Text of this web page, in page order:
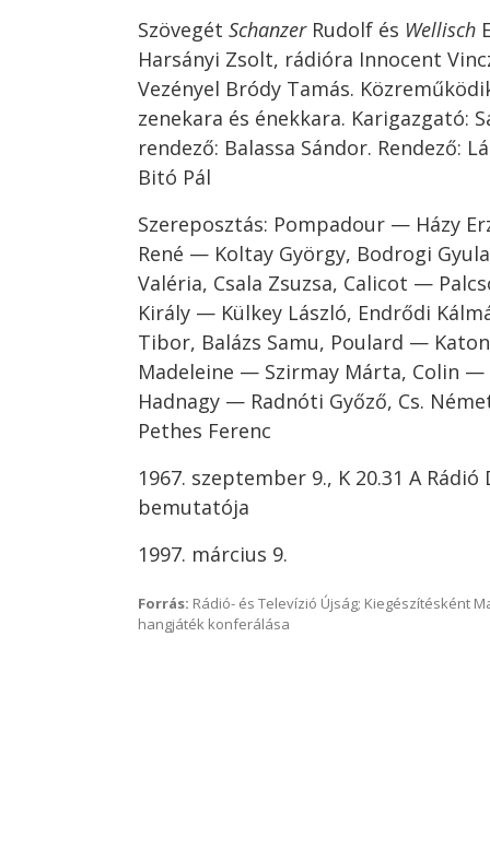
Szövegét SchanzerRudolf és Wellisch
Harsányi Zsolt, rádióra Innocent
Vezényel Bródy Tamás.
zenekara és énekkara. Karigazgató:
rendező: Balassa Sándor. Rendező:
Bitó Pál
Szereposztás: Pompadour — Házy
René — Koltay György, Bodrogi
Valéria, Csala Zsuzsa, Calicot —
Király — Külkey László, Endrődi
Tibor, Balázs Samu, Poulard —
Madeleine — Szirmay Márta, Colin —
Hadnagy — Radnóti Győző, Cs.
Pethes Ferenc
1967. szeptember 9., K 20.31 A Rádió
bemutatója
1997. március 9.
Forrás: Rádió- és Televízió Újság; Kiegészítésként
hangjáték konferálása